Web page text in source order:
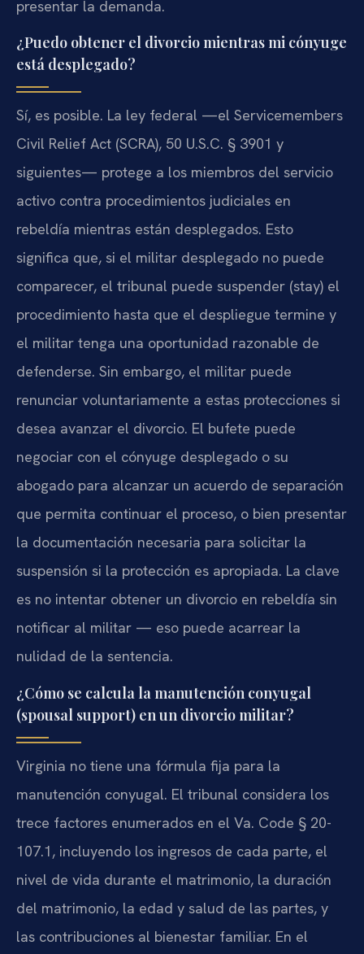
presentar la demanda.
¿Puedo obtener el divorcio mientras mi cónyuge
está desplegado?
Sí, es posible. La ley federal —el Servicemembers
Civil Relief Act (SCRA), 50 U.S.C. § 3901 y
siguientes— protege a los miembros del servicio
activo contra procedimientos judiciales en
rebeldía mientras están desplegados. Esto
significa que, si el militar desplegado no puede
comparecer, el tribunal puede suspender (stay) el
procedimiento hasta que el despliegue termine y
el militar tenga una oportunidad razonable de
defenderse. Sin embargo, el militar puede
renunciar voluntariamente a estas protecciones si
desea avanzar el divorcio. El bufete puede
negociar con el cónyuge desplegado o su
abogado para alcanzar un acuerdo de separación
que permita continuar el proceso, o bien presentar
la documentación necesaria para solicitar la
suspensión si la protección es apropiada. La clave
es no intentar obtener un divorcio en rebeldía sin
notificar al militar — eso puede acarrear la
nulidad de la sentencia.
¿Cómo se calcula la manutención conyugal
(spousal support) en un divorcio militar?
Virginia no tiene una fórmula fija para la
manutención conyugal. El tribunal considera los
trece factores enumerados en el Va. Code § 20-
107.1, incluyendo los ingresos de cada parte, el
nivel de vida durante el matrimonio, la duración
del matrimonio, la edad y salud de las partes, y
las contribuciones al bienestar familiar. En el